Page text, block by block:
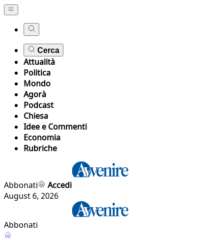
Cerca
Attualità
Politica
Mondo
Agorà
Podcast
Chiesa
Idee e Commenti
Economia
Rubriche
Abbonati
Accedi
August 6, 2026
Abbonati